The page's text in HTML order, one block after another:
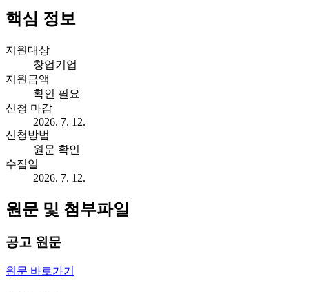
핵심 정보
지원대상
창업기업
지원금액
확인 필요
신청 마감
2026. 7. 12.
신청방법
원문 확인
수집일
2026. 7. 12.
원문 및 첨부파일
공고 원문
원문 바로가기